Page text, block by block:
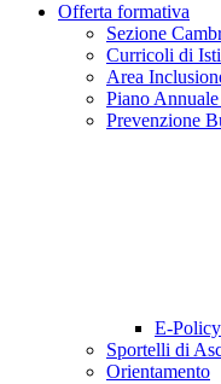
Offerta formativa
Sezione
Curricoli di
Area
Piano
Prevenzione
E-Policy
Sportelli di
Orientamento